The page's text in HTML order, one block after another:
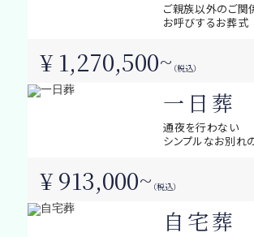
ご親族以外のご関
お呼びするお葬式
¥ 1,270,500~ （税込）
一日葬
通夜を行わない
シンプルなお別れ
¥ 913,000~ （税込）
自宅葬